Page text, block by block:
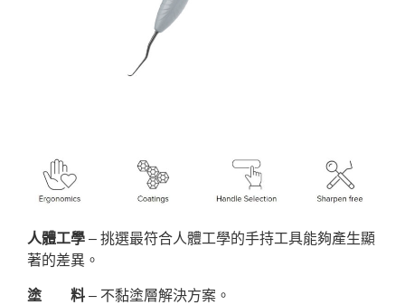
人體工學 – 挑選最符合人體工學的手持工具能夠產生顯
著的差異。
塗 料 – 不黏塗層解決方案。